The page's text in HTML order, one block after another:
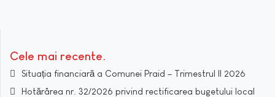
Cele mai recente
Situația financiară a Comunei Praid – Trimestrul II 2026
Hotărârea nr. 32/2026 privind rectificarea bugetului local